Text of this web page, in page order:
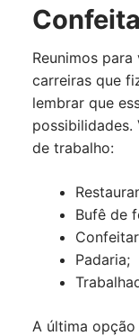
Reunimos
carreiras que
lembrar que
possibilidades.
de trabalho:
Bufê de
Padaria;
A última opção